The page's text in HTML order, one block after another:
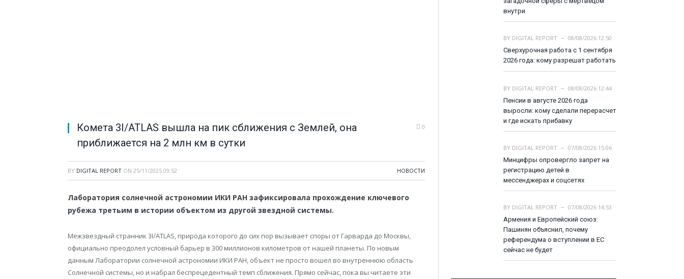
Комета 3I/ATLAS вышла на пик сближения с Землей, она
приближается на 2 млн км в сутки
0
BY DIGITAL REPORT ON 25/11/2025 09:52 НОВОСТИ
Лаборатория солнечной астрономии ИКИ РАН зафиксировала прохождение ключевого
рубежа третьим в истории объектом из другой звездной системы.
Межзвездный странник 3I/ATLAS, природа которого до сих пор вызывает споры от Гарварда до Москвы,
официально преодолел условный барьер в 300 миллионов километров от нашей планеты. По новым
данным Лаборатории солнечной астрономии ИКИ РАН, объект не просто вошел во внутреннюю область
Солнечной системы, но и набрал беспрецедентный темп сближения. Прямо сейчас, пока вы читаете эти
внутри
BY DIGITAL REPORT
08/08/2026 12:50
Сверхурочная работа с 1 сентября
2026 года: кому разрешат работать
BY DIGITAL REPORT
08/08/2026 12:44
Пенсии в августе 2026 года
выросли: кому сделали перерасчет
и где искать прибавку
BY DIGITAL REPORT
07/08/2026 15:06
Минцифры опровергло запрет на
регистрацию детей в
мессенджерах и соцсетях
BY DIGITAL REPORT
07/08/2026 14:53
Армения и Европейский союз:
Пашинян объяснил, почему
референдума о вступлении в ЕС
сейчас не будет